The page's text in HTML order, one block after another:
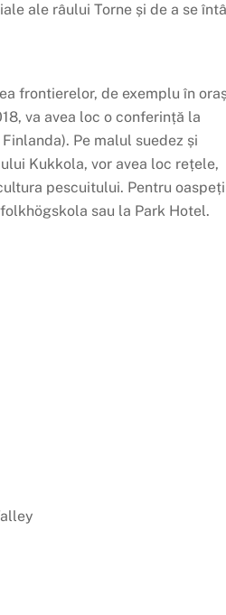
ale râului Torne și de a se
frontierelor, de exemplu în
va avea loc o conferință la
Pe malul suedez și
Kukkola, vor avea loc rețele,
pescuitului. Pentru
sau la Park Hotel.